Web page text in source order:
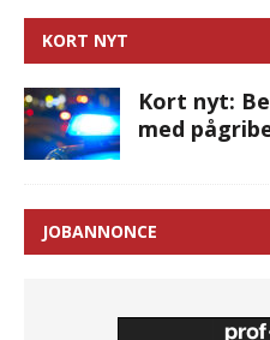
KORT NYT
Kort nyt:
med
JOBANNONCE